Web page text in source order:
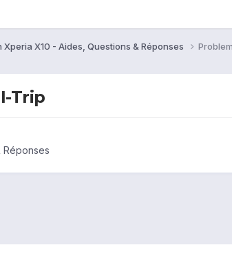
Xperia X10 - Aides, Questions & Réponses
Trip
Réponses